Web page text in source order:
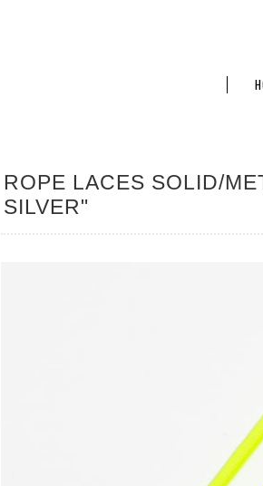
ROPE LACES SOLID/
SILVER"